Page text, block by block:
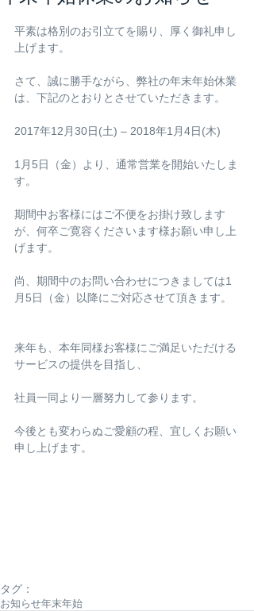
平素は格別のお引立てを賜り、厚く御礼申し
上げます。
さて、誠に勝手ながら、弊社の年末年始休業
は、下記のとおりとさせていただきます。
2017年12月30日(土) – 2018年1月4日(木)
1月5日（金）より、通常営業を開始いたしま
す。
期間中お客様にはご不便をお掛け致します
が、何卒ご寛容くださいます様お願い申し上
げます。
尚、期間中のお問い合わせにつきましては1
月5日（金）以降にご対応させて頂きます。
来年も、本年同様お客様にご満足いただける
サービスの提供を目指し、
社員一同より一層努力して参ります。
今後とも変わらぬご愛顧の程、宜しくお願い
申し上げます。
タグ：
お知らせ年末年始